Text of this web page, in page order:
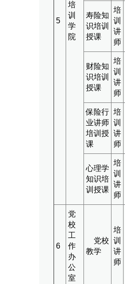
5
培
训
学
院
寿险知
识培训
授课
培
训
讲
师
财险知
识培训
授课
培
训
讲
师
保险行
业讲师
培训授
课
培
训
讲
师
心理学
知识培
训授课
培
训
讲
师
6
党
校
工
作
办
公
室
党校
教学
培
训
讲
师